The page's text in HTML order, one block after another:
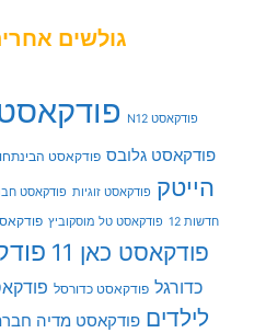
גולשים
פודקאסט N12
פודקאסט גלובס פודקאסט
הייטק פודקאסט זוגיות פודקאסט
חדשות 12 פודקאסט טל מוסקוביץ
פודקאסט כאן 11
כדורגל פודקאסט כדורסל
לילדים פודקאסט מדיה